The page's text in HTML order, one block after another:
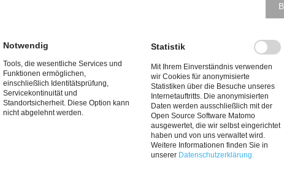
Notwendig
Tools, die wesentliche Services und
Funktionen ermöglichen,
einschließlich Identitätsprüfung,
Servicekontinuität und
Standortsicherheit. Diese Option kann
nicht abgelehnt werden.
Statistik
Mit Ihrem Einverständnis verwenden
wir Cookies für anonymisierte
Statistiken über die Besuche unseres
Internetauftritts. Die anonymisierten
Daten werden ausschließlich mit der
Open Source Software Matomo
ausgewertet, die wir selbst eingerichtet
haben und von uns verwaltet wird.
Weitere Informationen finden Sie in
unserer Datenschutzerklärung.